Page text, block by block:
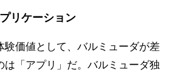
リケーション
験価値として、バルミューダが差
は「アプリ」だ。バルミューダ独